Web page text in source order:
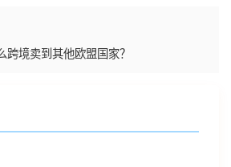
境卖到其他欧盟国家？